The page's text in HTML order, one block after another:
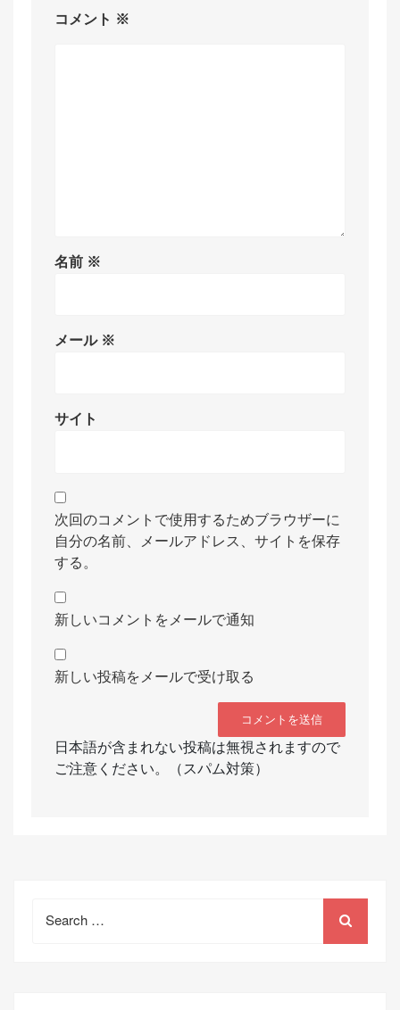
コメント ※
名前 ※
メール ※
サイト
次回のコメントで使用するためブラウザーに
自分の名前、メールアドレス、サイトを保存
する。
新しいコメントをメールで通知
新しい投稿をメールで受け取る
日本語が含まれない投稿は無視されますので
ご注意ください。（スパム対策）
for: